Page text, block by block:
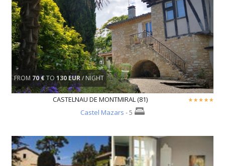
FROM 70 €TO 130 EUR/ NIGHT
CASTELNAU DE MONTMIRAL (81)
Castel Mazars - 5